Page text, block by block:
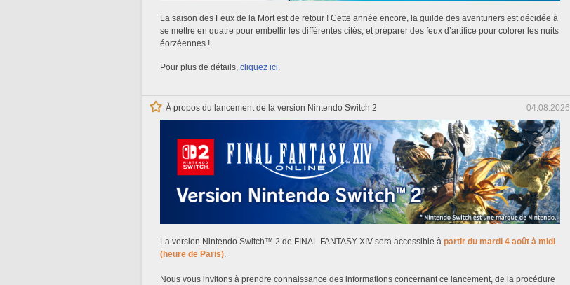
La saison des Feux de la Mort est de retour ! Cette année encore, la guilde des aventuriers est décidée à
se mettre en quatre pour embellir les différentes cités, et préparer des feux d’artifice pour colorer les nuits
éorzéennes !
Pour plus de détails, cliquez ici.
À propos du lancement de la version Nintendo Switch 2 04.08.2026
La version Nintendo Switch™ 2 de FINAL FANTASY XIV sera accessible à partir du mardi 4 août à midi
(heure de Paris)
Nous vous invitons à prendre connaissance des informations concernant ce lancement, de la procédure